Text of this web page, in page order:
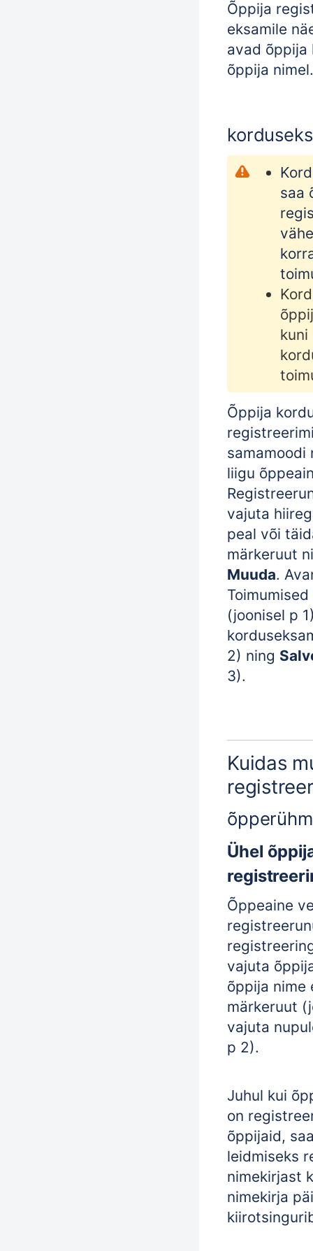
Õppija
eksamile
avad õppija
õppija nimel.
saa
kuni
Õppija
samamoodi
liigu
vajuta
peal või
märkeruut
Muuda.
(joonisel p
2) ning
3).
Kuidas
Ühel
Õppeaine
vajuta
õppija nime
märkeruut
vajuta
p 2).
Juhul kui
on
õppijaid,
leidmiseks
nimekirjast
nimekirja